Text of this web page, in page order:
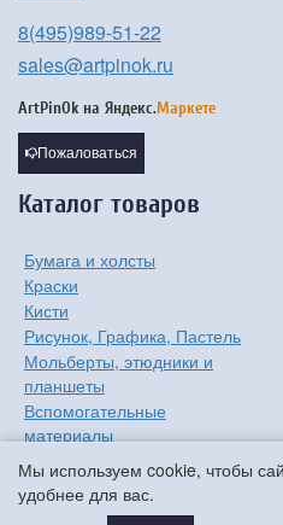
Мы используем cookie, чтобы
удобнее для вас.
8(495)989-51-22
sales@artpinok.ru
ArtPinOk на Яндекс.Маркете
Пожаловаться
Каталог товаров
Бумага и холсты
Краски
Кисти
Рисунок, Графика, Пастель
Мольберты, этюдники и
планшеты
Вспомогательные
материалы
Хобби
Детям
Мастер-классы